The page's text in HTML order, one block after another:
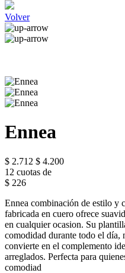
Volver
Ennea
$ 2.712 $ 4.200
12 cuotas de
$ 226
Ennea combinación de estilo y
fabricada en cuero ofrece
en cualquier ocasion. Su
comodidad durante todo el día,
convierte en el complemento
arreglados. Perfecta para
comodiad